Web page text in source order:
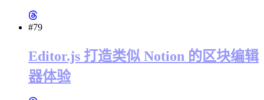
#79
Editor.js 打造类似 Notion 的区块编辑
器体验